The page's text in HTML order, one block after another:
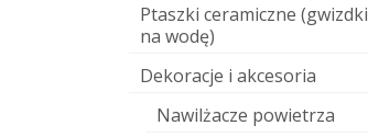
Ptaszki ceramiczne (gwizdki
na wodę)
Dekoracje i akcesoria
Nawilżacze powietrza